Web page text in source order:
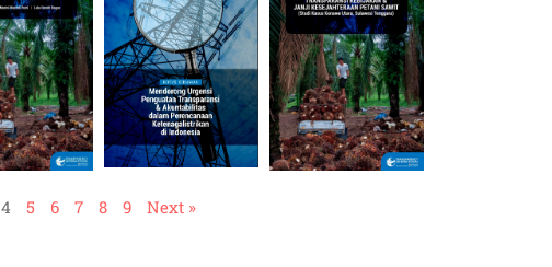
4 5 6 7 8 9 Next »